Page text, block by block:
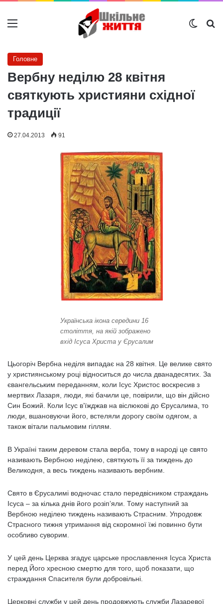
Меню
Головне
Вербну неділю 28 квітня
святкують християни східної
традиції
27.04.2013 91
Українська ікона середини 16
століття, на якій зображено
вхід Ісуса Христа у Єрусалим
Цьогоріч Вербна неділя випадає на 28 квітня. Це велике свято
у християнському році відноситься до числа дванадесятих. За
євангельським переданням, коли Ісус Христос воскресив з
мертвих Лазаря, люди, які бачили це, повірили, що він дійсно
Син Божий. Коли Ісус в’їжджав на віслюкові до Єрусалима, то
люди, вшановуючи його, встеляли дорогу своїм одягом, а
також вітали пальмовим гіллям.
В Україні таким деревом стала верба, тому в народі це свято
називають Вербною неділею, святкують її за тиждень до
Великодня, а весь тиждень називають вербним.
Свято в Єрусалимі водночас стало передвісником страждань
Ісуса – за кілька днів його розіп’яли. Тому наступний за
Вербною неділею тиждень називають Страсним. Упродовж
Страсного тижня утримання від скоромної їжі повинно бути
особливо суворим.
У цей день Церква згадує царське прославлення Ісуса Христа
перед Його хресною смертю для того, щоб показати, що
страждання Спасителя були добровільні.
Церковні служби у цей день продовжують служби Лазаревої